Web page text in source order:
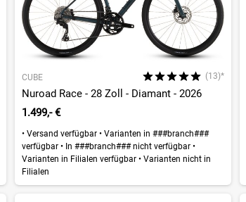
CUBE (13)*
Nuroad Race - 28 Zoll - Diamant - 2026
1.499,- €
• Versand verfügbar• Varianten in ###branch###
verfügbar• In ###branch### nicht verfügbar•
Varianten in Filialen verfügbar• Varianten nicht in
Filialen